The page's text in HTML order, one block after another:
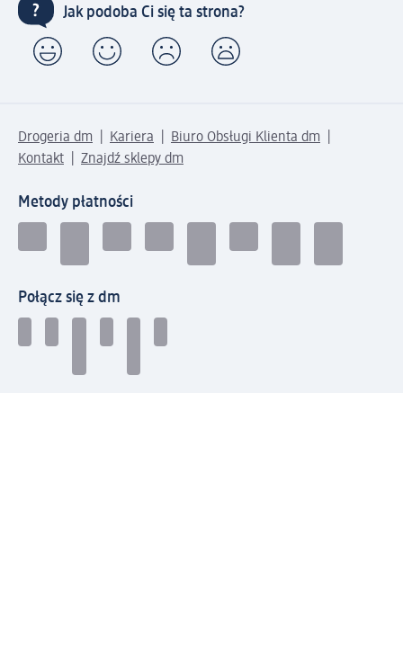
Jak podoba Ci się ta strona?
Drogeria dm Kariera
Biuro Obsługi Klienta dm
Kontakt
Znajdź sklepy dm
Metody płatności
Połącz się z dm